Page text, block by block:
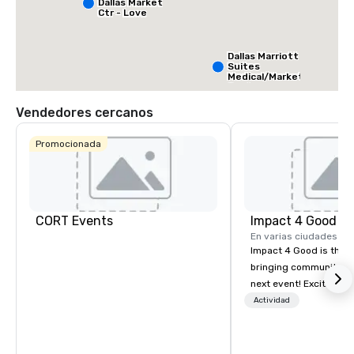
Dallas Market
Ctr - Love
Dallas Marriott
Suites
Medical/Market
Vendedores cercanos
Promocionada
CORT Events Impact 4 Good
En varias ciudades
Impact 4 Good is the
bringing community
next event! Exciting
team building
Actividad